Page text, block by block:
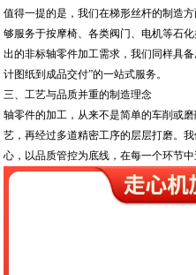
值得一提的是，我们在梯形丝杆的制造
够服务于按摩椅、各类阀门、电机等石
出的非标轴零件加工需求，我们同样具
计图纸到成品交付”的一站式服务。
三、工艺与品质并重的制造理念
轴零件的加工，从来不是简单的车削或
艺，再经过多道精密工序的层层打磨。
心，以品质管控为底线，在每一个环节中